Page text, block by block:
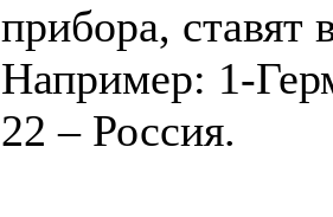
прибора, ставят
Например: 1-
22 – Россия.